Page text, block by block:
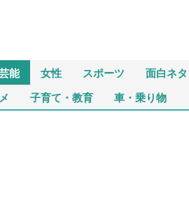
能 女性 スポーツ 面白ネ
子育て・教育 車・乗り物